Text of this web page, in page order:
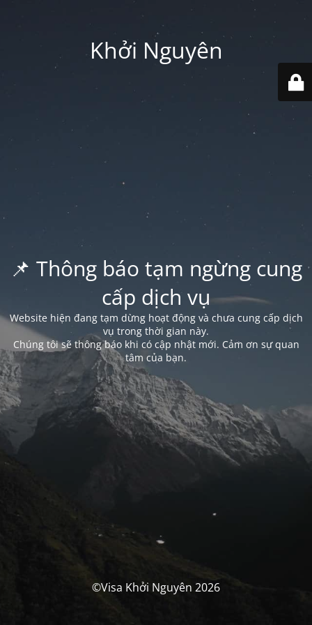
Khởi Nguyên
📌 Thông báo tạm ngừng cung
cấp dịch vụ
Website hiện đang tạm dừng hoạt động và chưa cung cấp dịch
vụ trong thời gian này.
Chúng tôi sẽ thông báo khi có cập nhật mới. Cảm ơn sự quan
tâm của bạn.
©Visa Khởi Nguyên 2026